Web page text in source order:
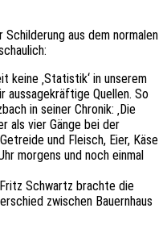
aus dem norma­len
keine ‚Statis­tik‘ in unse­rem
aussa­ge­kräf­ti­ge Quel­len. So
in seiner Chro­nik: ‚Die
als vier Gänge bei der
und Fleisch, Eier, Käse
morgens und noch einmal
Schwartz brach­te die
zwischen Bauern­haus